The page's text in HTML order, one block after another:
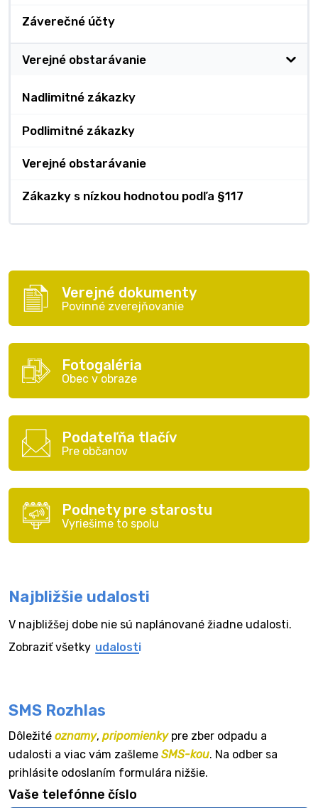
Záverečné účty
Verejné obstarávanie
Nadlimitné zákazky
Podlimitné zákazky
Verejné obstarávanie
Zákazky s nízkou hodnotou podľa §117
Verejné dokumenty
Povinné zverejňovanie
Fotogaléria
Obec v obraze
Podateľňa tlačív
Pre občanov
Podnety pre starostu
Vyriešime to spolu
Najbližšie udalosti
V najbližšej dobe nie sú naplánované žiadne udalosti.
Zobraziť všetky udalosti
SMS Rozhlas
Dôležité oznamy, pripomienkypre zber odpadu a
udalosti a viac vám zašleme SMS-kou. Na odber sa
prihlásite odoslaním formulára nižšie.
Vaše telefónne číslo